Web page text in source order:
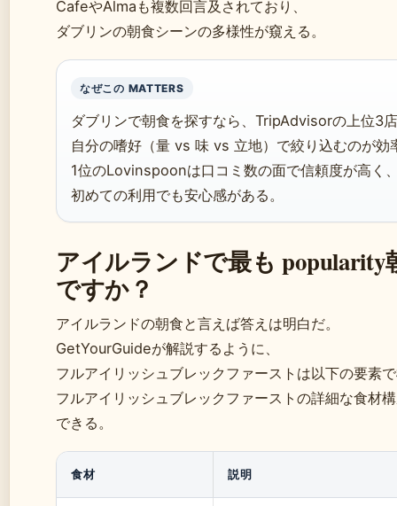
CafeやAlmaも複数回言及されており、
ダブリンの朝食シーンの多様性が窺える。
なぜこの MATTERS
ダブリンで朝食を探すなら、TripAdvisorの上位3
自分の嗜好（量 vs 味 vs 立地）で絞り込むのが効
1位のLovinspoonは口コミ数の面で信頼度が高く
初めての利用でも安心感がある。
アイルランドで最も popularity
ですか？
アイルランドの朝食と言えば答えは明白だ。
GetYourGuideが解説するように、
フルアイリッシュブレックファーストは以下の要素
フルアイリッシュブレックファーストの詳細な食材
できる。
食材 説明